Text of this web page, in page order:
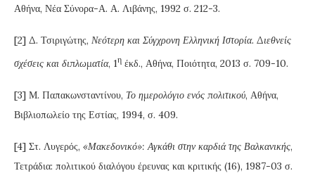
Αθήνα, Νέα Σύνορα-Α. Α. Λιβάνης, 1992 σ. 212-3.
[2] Δ. Τσιριγώτης, Νεότερη και Σύγχρονη Ελληνική Ιστορία. Διεθνείς
σχέσεις και διπλωματία, 1η έκδ., Αθήνα, Ποιότητα, 2013 σ. 709-10.
[3] Μ. Παπακωνσταντίνου, Το ημερολόγιο ενός πολιτικού, Αθήνα,
Βιβλιοπωλείο της Εστίας, 1994, σ. 409.
[4] Στ. Λυγερός, «Μακεδονικό»: Αγκάθι στην καρδιά της Βαλκανικής,
Τετράδια: πολιτικού διαλόγου έρευνας και κριτικής (16), 1987-03 σ.